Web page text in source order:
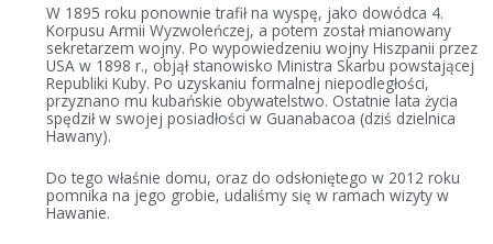
W 1895 roku ponownie trafił na wyspę, jako dowódca 4.
Korpusu Armii Wyzwoleńczej, a potem został mianowany
sekretarzem wojny. Po wypowiedzeniu wojny Hiszpanii przez
USA w 1898 r., objął stanowisko Ministra Skarbu powstającej
Republiki Kuby. Po uzyskaniu formalnej niepodległości,
przyznano mu kubańskie obywatelstwo. Ostatnie lata życia
spędził w swojej posiadłości w Guanabacoa (dziś dzielnica
Hawany).
Do tego właśnie domu, oraz do odsłoniętego w 2012 roku
pomnika na jego grobie, udaliśmy się w ramach wizyty w
Hawanie.